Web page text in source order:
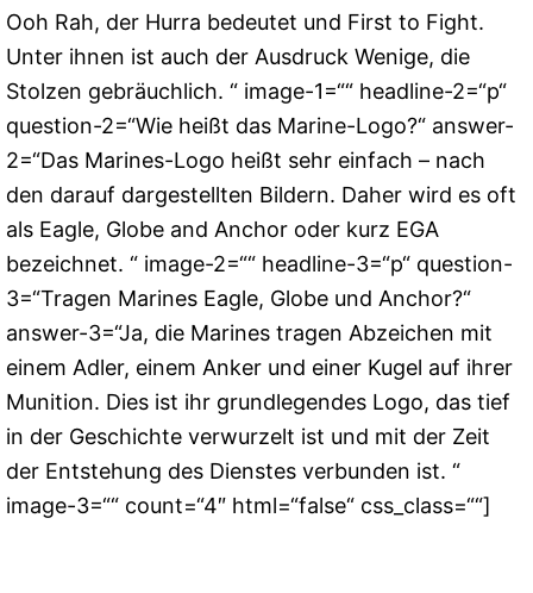
Ooh Rah, der Hurra bedeutet und First to Fight.
Unter ihnen ist auch der Ausdruck Wenige, die
Stolzen gebräuchlich. “ image-1=““ headline-2=“p“
question-2=“Wie heißt das Marine-Logo?“ answer-
2=“Das Marines-Logo heißt sehr einfach – nach
den darauf dargestellten Bildern. Daher wird es oft
als Eagle, Globe and Anchor oder kurz EGA
bezeichnet. “ image-2=““ headline-3=“p“ question-
3=“Tragen Marines Eagle, Globe und Anchor?“
answer-3=“Ja, die Marines tragen Abzeichen mit
einem Adler, einem Anker und einer Kugel auf ihrer
Munition. Dies ist ihr grundlegendes Logo, das tief
in der Geschichte verwurzelt ist und mit der Zeit
der Entstehung des Dienstes verbunden ist. “
image-3=““ count=“4″ html=“false“ css_class=““]